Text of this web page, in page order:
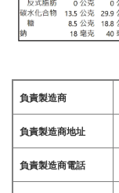
負責製造商
負責製造商地址
負責製造商電話